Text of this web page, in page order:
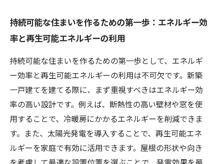
持続可能な住まいを作るための第一歩：エネルギー効
率と再生可能エネルギーの利用
持続可能な住まいを作るための第一歩として、エネルギ
ー効率と再生可能エネルギーの利用は不可欠です。新築
一戸建てを建てる際に、まず重視すべきはエネルギー効
率の高い設計です。例えば、断熱性の高い壁材や窓を使
用することで、冷暖房にかかるエネルギーを削減できま
す。また、太陽光発電を導入することで、再生可能エネ
ルギーを家庭で有効に活用できます。屋根の形状や向き